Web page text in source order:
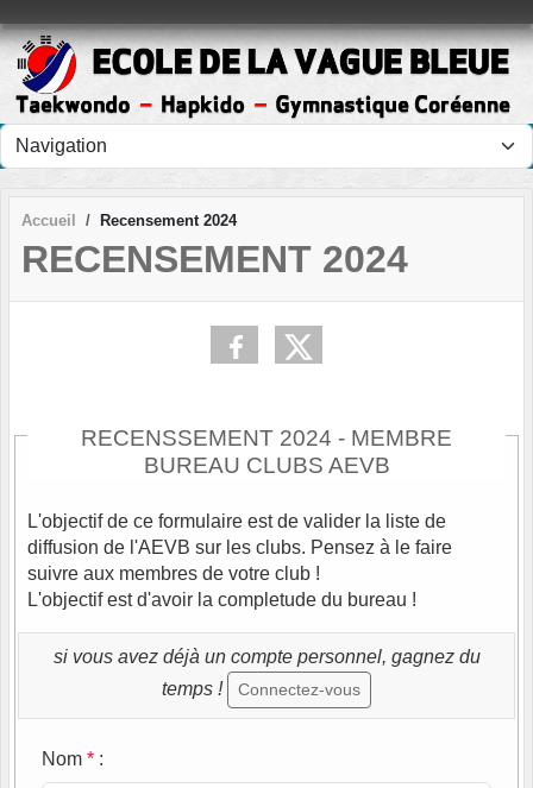
Accueil Recensement 2024
RECENSEMENT 2024
RECENSSEMENT 2024 - MEMBRE
BUREAU CLUBS AEVB
L'objectif de ce formulaire est de valider la liste de
diffusion de l'AEVB sur les clubs. Pensez à le faire
suivre aux membres de votre club !
L'objectif est d'avoir la completude du bureau !
si vous avez déjà un compte personnel, gagnez du
temps !
Connectez-vous
Nom * :